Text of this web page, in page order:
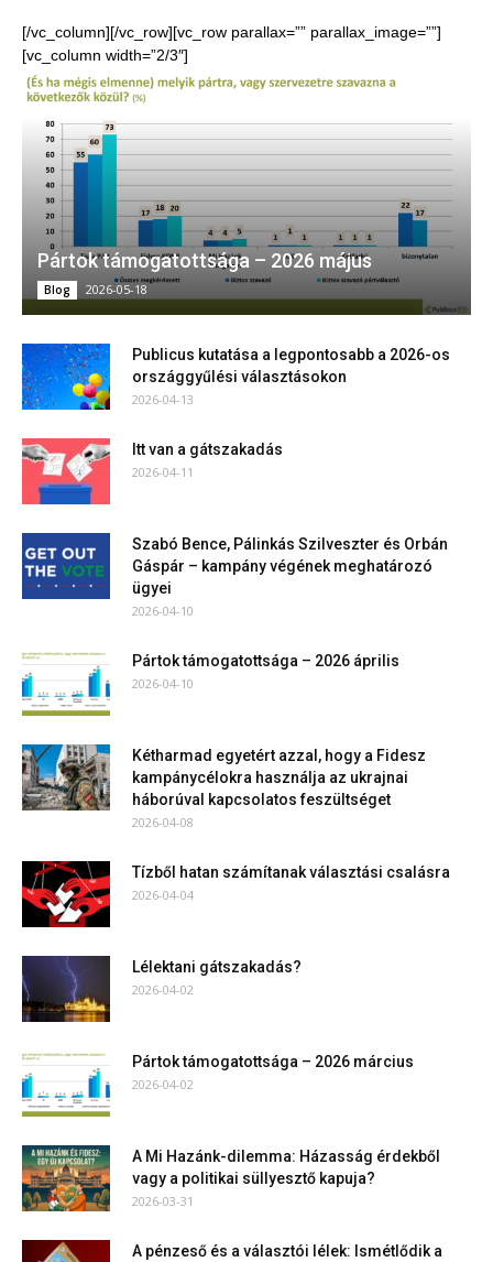
[/vc_column][/vc_row][vc_row parallax=”” parallax_image=””]
[vc_column width=”2/3″]
Pártok támogatottsága – 2026 május
Blog 2026-05-18
Publicus kutatása a legpontosabb a 2026-os
országgyűlési választásokon
2026-04-13
Itt van a gátszakadás
2026-04-11
Szabó Bence, Pálinkás Szilveszter és Orbán
Gáspár – kampány végének meghatározó
ügyei
2026-04-10
Pártok támogatottsága – 2026 április
2026-04-10
Kétharmad egyetért azzal, hogy a Fidesz
kampánycélokra használja az ukrajnai
háborúval kapcsolatos feszültséget
2026-04-08
Tízből hatan számítanak választási csalásra
2026-04-04
Lélektani gátszakadás?
2026-04-02
Pártok támogatottsága – 2026 március
2026-04-02
A Mi Hazánk-dilemma: Házasság érdekből
vagy a politikai süllyesztő kapuja?
2026-03-31
A pénzeső és a választói lélek: Ismétlődik a